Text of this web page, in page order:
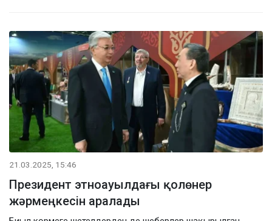
21.03.2025, 15:46
Президент этноауылдағы қолөнер
жәрмеңкесін аралады